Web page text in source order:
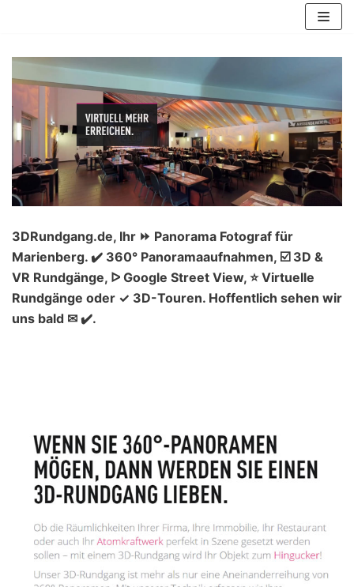
Inhalt
springen
3DRundgang.de, Ihr ⏩ Panorama Fotograf für
Marienberg. ✔️ 360° Panoramaaufnahmen, ☑️ 3D &
VR Rundgänge, ᐅ Google Street View, ⭐ Virtuelle
Rundgänge oder ✓ 3D-Touren. Hoffentlich sehen wir
uns bald ✉ ✔️.